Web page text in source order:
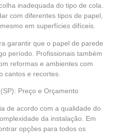
inadequada do tipo de cola.
com diferentes tipos de papel,
em superfícies difíceis.
garantir que o papel de parede
período. Profissionais também
reformas e ambientes com
cantos e recortes.
Preço e Orçamento
de acordo com a qualidade do
da instalação. Em
opções para todos os